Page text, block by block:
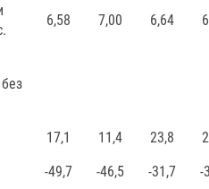
6,58 7,00 6,64
17,1 11,4 23,8
-49,7 -46,5 -31,7 -